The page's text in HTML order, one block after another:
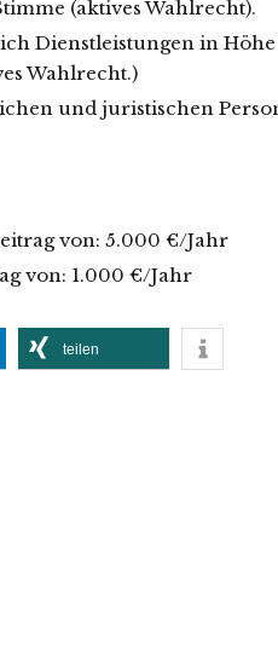
(aktives Wahlrecht).
Dienstleistungen in
Wahlrecht.)
und juristischen
von: 5.000 €/Jahr
von: 1.000 €/Jahr
teilen